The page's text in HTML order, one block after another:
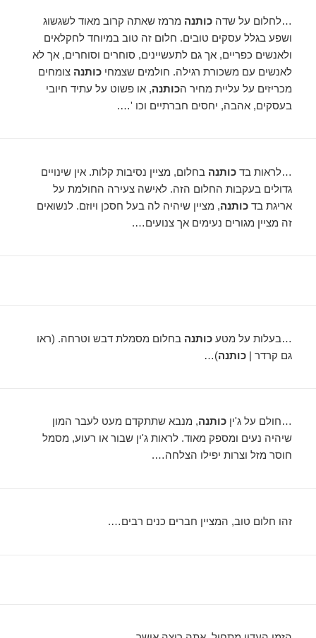
…לחלום על שדהכותנה מרמז שאתה קרוב מאוד לשגשוג
ושפע בגלל עסקים טובים. חלום זה טוב במיוחד לחקלאים
ולאנשים כפריים, אך גם לתעשיינים, סוחרים וסוחרים, אך לא
לאנשים עם משכורת רגילה. חולמים שצמחיכותנה צומחים
מכריזים על עליית מחיר הכותנה, או פשוט על עתיד חיובי
בעסקים, אהבה, יחסים חברתיים וכו '….
…לראות בדכותנה בחלום, מציין נסיבות קלות. אין שינויים
גדולים בעקבות החלום הזה. לאישה צעירה החולמת על
אריגת בדכותנה, מציין שיהיה לה בעל חסכן ויוזם. לנשואים
זה מציין מגורים נעימים אך צנועים….
…בעלות על מטעכותנה בחלום מסמלת דבש וטרחה. (ראו
גם קרדר |כותנה)…
…חולם על ג'יןכותנה, מנבא שתתקדם מעט לעבר המון
שיהיה נעים ומספק מאוד. לראות ג'ין שבור או רעוע, מסמל
חוסר מזל וצרות יפילו הצלחה….
זהו חלום טוב, המציין חברים כנים רבים….